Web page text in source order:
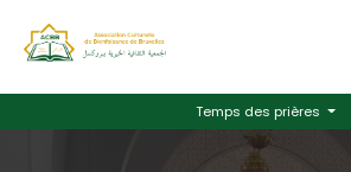
Temps des prières